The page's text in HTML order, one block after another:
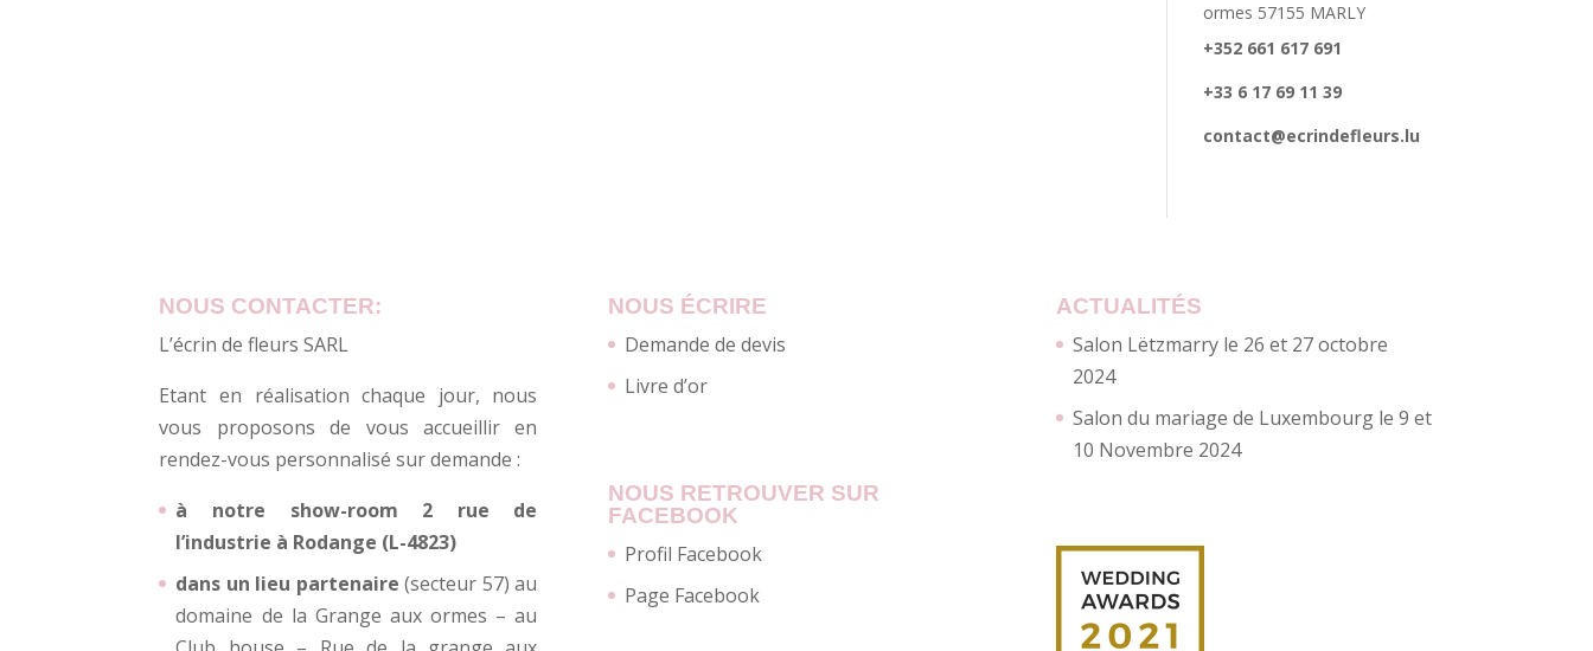
ormes 57155 MARLY
+352 661 617 691
+33 6 17 69 11 39
contact@ecrindefleurs.lu
NOUS CONTACTER:
L’écrin de fleurs SARL
Etant en réalisation chaque jour, nous
vous proposons de vous accueillir en
rendez-vous personnalisé sur demande :
à notre show-room 2 rue de
l’industrie à Rodange (L-4823)
dans un lieu partenaire (secteur 57) au
domaine de la Grange aux ormes – au
NOUS ÉCRIRE
Demande de devis
Livre d’or
NOUS RETROUVER SUR
FACEBOOK
Profil Facebook
Page Facebook
ACTUALITÉS
Salon Lëtzmarry le 26 et 27 octobre
2024
Salon du mariage de Luxembourg le 9 et
10 Novembre 2024